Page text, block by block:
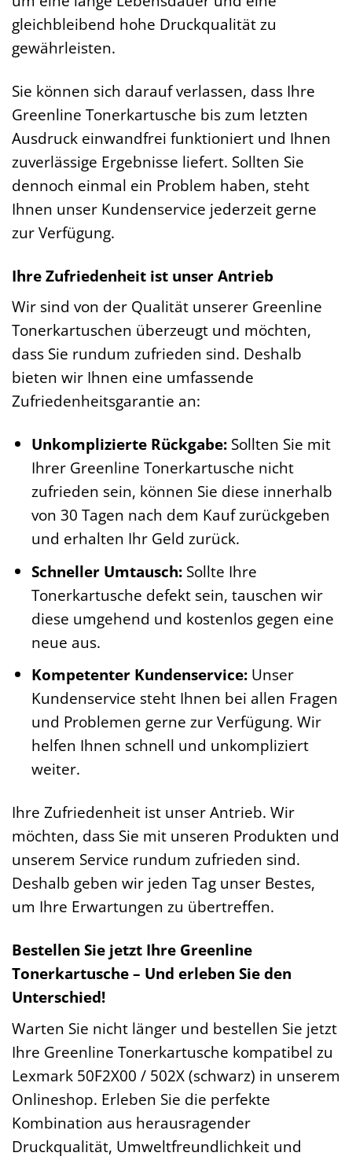
gleichbleibend hohe Druckqualität zu
gewährleisten.
Sie können sich darauf verlassen, dass Ihre
Greenline Tonerkartusche bis zum letzten
Ausdruck einwandfrei funktioniert und Ihnen
zuverlässige Ergebnisse liefert. Sollten Sie
dennoch einmal ein Problem haben, steht
Ihnen unser Kundenservice jederzeit gerne
zur Verfügung.
Ihre Zufriedenheit ist unser Antrieb
Wir sind von der Qualität unserer Greenline
Tonerkartuschen überzeugt und möchten,
dass Sie rundum zufrieden sind. Deshalb
bieten wir Ihnen eine umfassende
Zufriedenheitsgarantie an:
Unkomplizierte Rückgabe:Sollten Sie mit
Ihrer Greenline Tonerkartusche nicht
zufrieden sein, können Sie diese innerhalb
von 30 Tagen nach dem Kauf zurückgeben
und erhalten Ihr Geld zurück.
Schneller Umtausch:Sollte Ihre
Tonerkartusche defekt sein, tauschen wir
diese umgehend und kostenlos gegen eine
neue aus.
Kompetenter Kundenservice:Unser
Kundenservice steht Ihnen bei allen Fragen
und Problemen gerne zur Verfügung. Wir
helfen Ihnen schnell und unkompliziert
weiter.
Ihre Zufriedenheit ist unser Antrieb. Wir
möchten, dass Sie mit unseren Produkten und
unserem Service rundum zufrieden sind.
Deshalb geben wir jeden Tag unser Bestes,
um Ihre Erwartungen zu übertreffen.
Bestellen Sie jetzt Ihre Greenline
Tonerkartusche – Und erleben Sie den
Unterschied!
Warten Sie nicht länger und bestellen Sie jetzt
Ihre Greenline Tonerkartusche kompatibel zu
Lexmark 50F2X00 / 502X (schwarz) in unserem
Onlineshop. Erleben Sie die perfekte
Kombination aus herausragender
Druckqualität, Umweltfreundlichkeit und